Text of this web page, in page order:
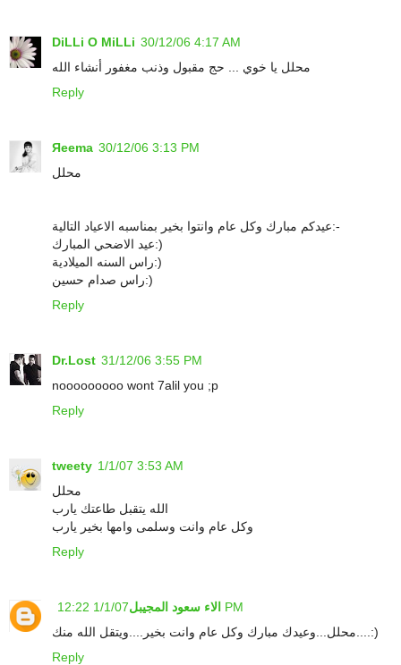
DiLLi O MiLLi 30/12/06 4:17 AM
محلل يا خوي ... حج مقبول وذنب مغفور أنشاء الله
Reply
Яeema 30/12/06 3:13 PM
محلل
عيدكم مبارك وكل عام وانتوا بخير بمناسبه الاعياد التالية:-
عيد الاضحي المبارك:)
راس السنه الميلادية:)
راس صدام حسين:)
Reply
Dr.Lost 31/12/06 3:55 PM
nooooooooo wont 7alil you ;p
Reply
tweety 1/1/07 3:53 AM
محلل
الله يتقبل طاعتك يارب
وكل عام وانت وسلمى وامها بخير يارب
Reply
الاء سعود المجيبل 1/1/07 12:22 PM
محلل...وعيدك مبارك وكل عام وانت بخير....ويتقل الله منك....:)
Reply